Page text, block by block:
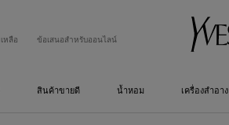
หลือ ข้อเสนอสำหรับออนไลน์
สินค้าขายดี น้ำหอม เครื่องสำอาง